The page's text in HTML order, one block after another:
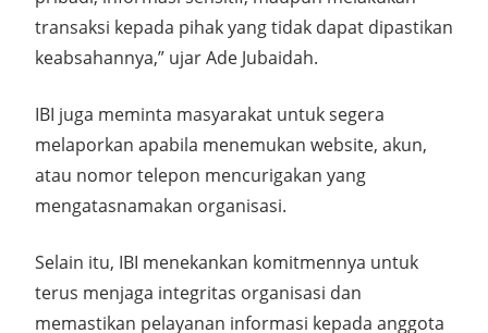
transaksi kepada pihak yang tidak dapat dipastikan
keabsahannya,” ujar Ade Jubaidah.
IBI juga meminta masyarakat untuk segera
melaporkan apabila menemukan website, akun,
atau nomor telepon mencurigakan yang
mengatasnamakan organisasi.
Selain itu, IBI menekankan komitmennya untuk
terus menjaga integritas organisasi dan
memastikan pelayanan informasi kepada anggota